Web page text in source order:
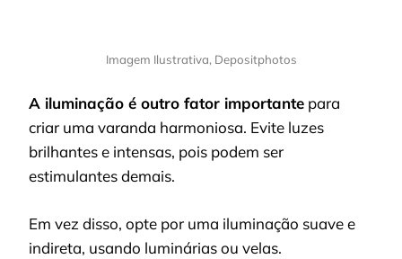
Imagem Ilustrativa, Depositphotos
A iluminação é outro fator importante para
criar uma varanda harmoniosa. Evite luzes
brilhantes e intensas, pois podem ser
estimulantes demais.
Em vez disso, opte por uma iluminação suave e
indireta, usando luminárias ou velas.